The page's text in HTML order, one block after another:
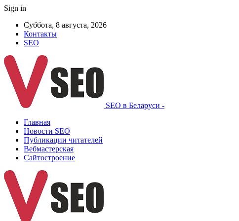
Sign in
Суббота, 8 августа, 2026
Контакты
SEO
SEO в Беларуси -
Главная
Новости SEO
Публикации читателей
Вебмастерская
Сайтостроение